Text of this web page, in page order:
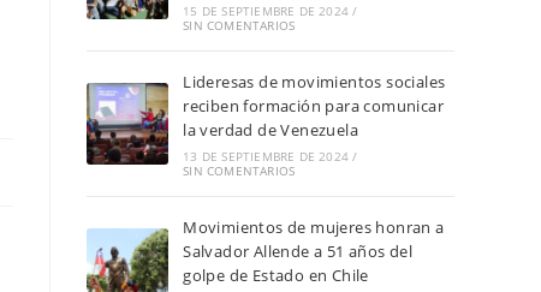
15 DE SEPTIEMBRE DE 2024 /
SIN COMENTARIOS
Lideresas de movimientos sociales
reciben formación para comunicar
la verdad de Venezuela
13 DE SEPTIEMBRE DE 2024 /
SIN COMENTARIOS
Movimientos de mujeres honran a
Salvador Allende a 51 años del
golpe de Estado en Chile